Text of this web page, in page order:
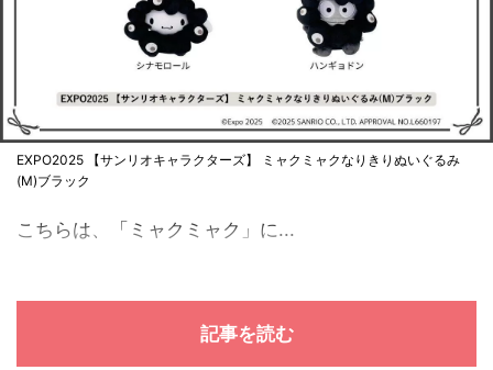
EXPO2025 【サンリオキャラクターズ】 ミャクミャクなりきりぬいぐるみ
(M)ブラック
こちらは、「ミャクミャク」に...
記事を読む